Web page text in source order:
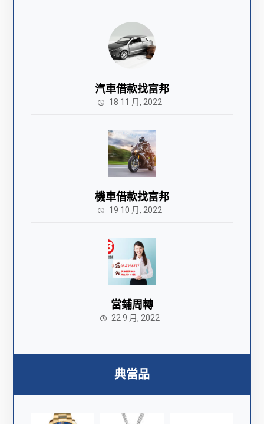
汽車借款找富邦
18 11 月, 2022
機車借款找富邦
19 10 月, 2022
當鋪周轉
22 9 月, 2022
典當品